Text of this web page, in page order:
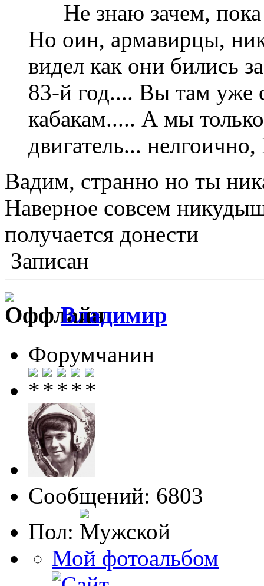
Не знаю зачем, пока
Но оин, армавирцы,
видел как они бились
83-й год.... Вы там уже
кабакам..... А мы
двигатель...
Вадим, странно но ты
Наверное совсем
получается донести
Записан
Влaдимир
Форумчанин
Сообщений: 6803
Пол:
Мой фотоальбом